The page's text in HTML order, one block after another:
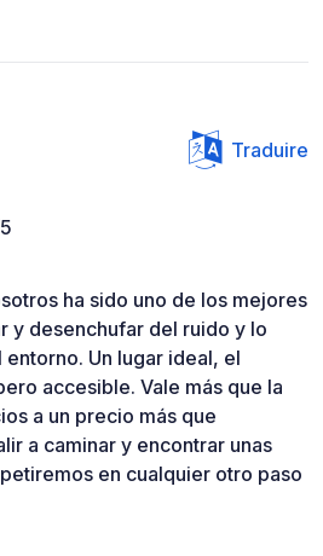
Traduire
ha sido uno de los mejores
y desenchufar del ruido y lo
Un lugar ideal, el
accesible. Vale más que la
a un precio más que
a caminar y encontrar unas
en cualquier otro paso